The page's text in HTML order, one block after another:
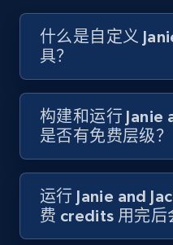
Like engagement rate,
and more.
URL, Title, Youtuber,
Video length, Likes,
什么是自定义
具？
构建和运行 Janie
是否有免费层级？
运行 Janie and
费 credits 用完后